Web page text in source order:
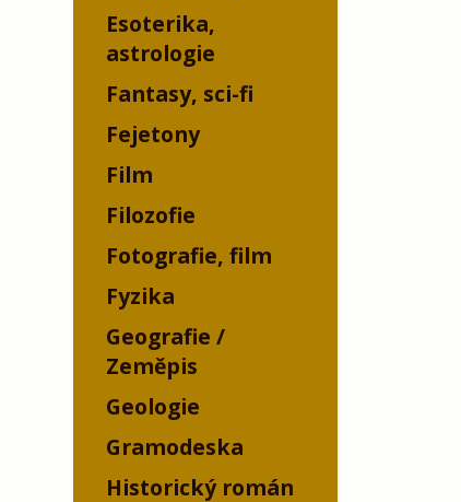
Esoterika,
astrologie
Fantasy, sci-fi
Fejetony
Film
Filozofie
Fotografie, film
Fyzika
Geografie /
Zeměpis
Geologie
Gramodeska
Historický román